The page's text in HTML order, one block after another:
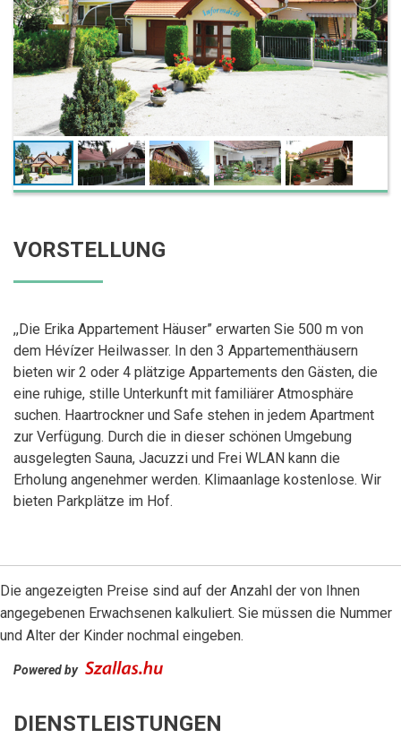
VORSTELLUNG
,,Die Erika Appartement Häuser” erwarten Sie 500 m von
dem Hévízer Heilwasser. In den 3 Appartementhäusern
bieten wir 2 oder 4 plätzige Appartements den Gästen, die
eine ruhige, stille Unterkunft mit familiärer Atmosphäre
suchen. Haartrockner und Safe stehen in jedem Apartment
zur Verfügung. Durch die in dieser schönen Umgebung
ausgelegten Sauna, Jacuzzi und Frei WLAN kann die
Erholung angenehmer werden. Klimaanlage kostenlose. Wir
bieten Parkplätze im Hof.
Die angezeigten Preise sind auf der Anzahl der von Ihnen
angegebenen Erwachsenen kalkuliert. Sie müssen die Nummer
und Alter der Kinder nochmal eingeben.
Powered by
DIENSTLEISTUNGEN